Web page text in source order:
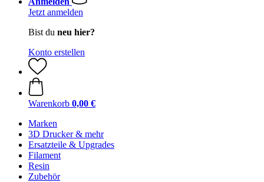
Jetzt anmelden
Bist du neu hier?
Konto erstellen
Warenkorb 0,00 €
Marken
3D Drucker & mehr
Ersatzteile & Upgrades
Filament
Resin
Zubehör